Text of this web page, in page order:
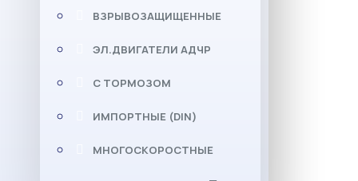
ВЗРЫВОЗАЩИЩЕННЫЕ
ЭЛ.ДВИГАТЕЛИ АДЧР
С ТОРМОЗОМ
ИМПОРТНЫЕ (DIN)
МНОГОСКОРОСТНЫЕ